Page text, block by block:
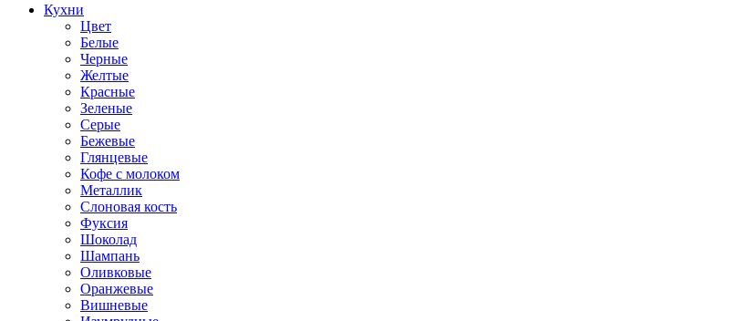
Кухни
Цвет
Белые
Черные
Желтые
Красные
Зеленые
Серые
Бежевые
Глянцевые
Кофе с молоком
Металлик
Слоновая кость
Фуксия
Шоколад
Шампань
Оливковые
Оранжевые
Вишневые